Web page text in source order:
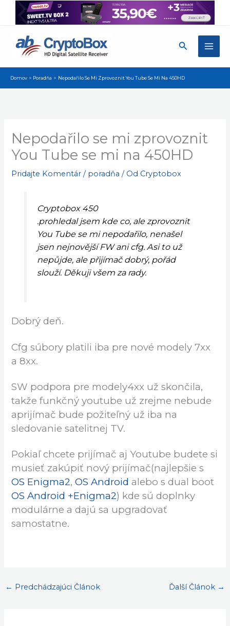
Preskočiť
Hľadať
Domov Poradňa Nepodařilo Se Mi Zprovoznit You Tube Se Mi Na 450HD
Nepodařilo se mi zprovoznit
You Tube se mi na 450HD
Pridajte Komentár / poradňa / Od Cryptobox
Cryptobox 450
.prohledal jsem kde co, ale zprovoznit
You Tube se mi nepodařilo, nenašel
jsen nejnovější FW ani cfg. Asi to už
nepůjde, ale přijímač dobrý, pořád
slouží. Děkuji všem za rady.
Dobrý deň.
Cfg súbory platili iba pre nové modely 7xx
a 8xx.
SW podpora pre modely4xx už skončila,
takže funkčný youtube už zrejme nebude
aprijímač bude požiteľný už iba na
sledovanie satelitnej TV.
Pokiaľ chcete prijímač aj Youtube budete si
musieť zakúpiť nový prijímač(najlepšie s
OS Enigma2,OS Android alebo s dual boot
OS Android +Enigma2) kde sú doplnky
modulárne a dajú sa upgradovať
samostatne.
← Predchádzajúci Článok Ďalší Článok →